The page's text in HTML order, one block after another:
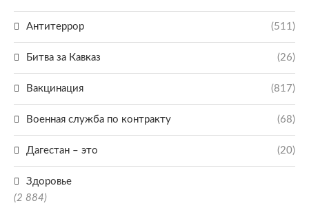
Антитеррор (511)
Битва за Кавказ (26)
Вакцинация (817)
Военная служба по контракту (68)
Дагестан – это (20)
Здоровье
(2 884)